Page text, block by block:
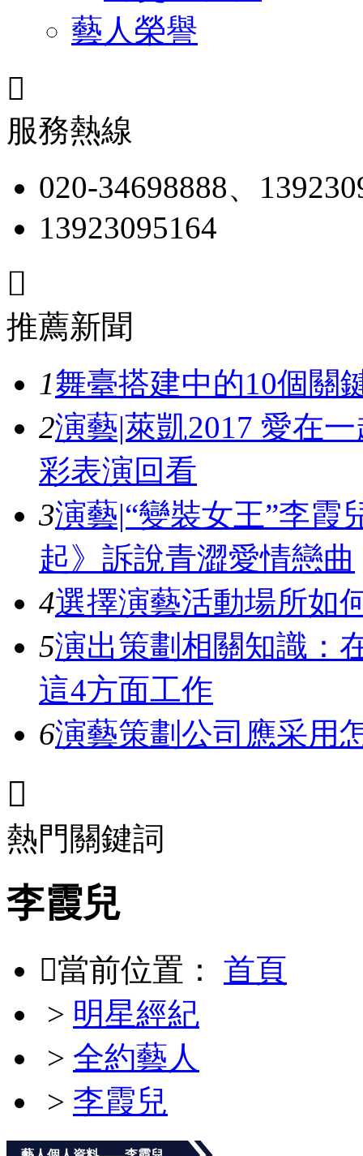
藝人榮譽

服務熱線
020-34698888、
13923095164

推薦新聞
1舞臺搭建中的10個關
2演藝|萊凱2017 愛在
彩表演回看
3演藝|“變裝女王”李霞
起》訴說青澀愛情戀曲
4選擇演藝活動場所如
5演出策劃相關知識：
這4方面工作
6演藝策劃公司應采用

熱門關鍵詞
李霞兒
當前位置： 首頁
> 明星經紀
> 全約藝人
> 李霞兒